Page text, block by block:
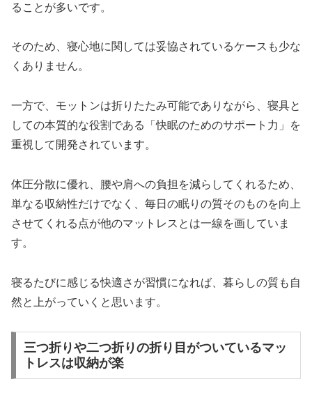
ることが多いです。
そのため、寝心地に関しては妥協されているケースも少な
くありません。
一方で、モットンは折りたたみ可能でありながら、寝具と
しての本質的な役割である「快眠のためのサポート力」を
重視して開発されています。
体圧分散に優れ、腰や肩への負担を減らしてくれるため、
単なる収納性だけでなく、毎日の眠りの質そのものを向上
させてくれる点が他のマットレスとは一線を画していま
す。
寝るたびに感じる快適さが習慣になれば、暮らしの質も自
然と上がっていくと思います。
三つ折りや二つ折りの折り目がついているマッ
トレスは収納が楽